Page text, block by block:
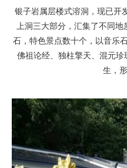
银子岩属层楼式溶洞，现已开
上洞三大部分，汇集了不同
石，特色景点数十个，以音乐
佛祖论经、独柱擎天、混元
生，